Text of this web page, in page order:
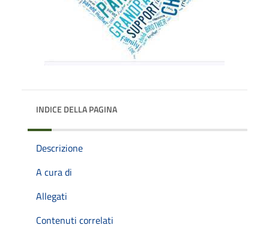
INDICE DELLA PAGINA
Descrizione
A cura di
Allegati
Contenuti correlati